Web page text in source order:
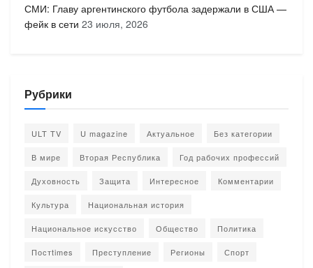
СМИ: Главу аргентинского футбола задержали в США —
фейк в сети 23 июля, 2026
Рубрики
ULT TV U magazine Актуальное Без категории
В мире Вторая Республика Год рабочих профессий
Духовность Защита Интересное Комментарии
Культура Национальная история
Национальное искусство Общество Политика
Постtimes Преступление Регионы Спорт